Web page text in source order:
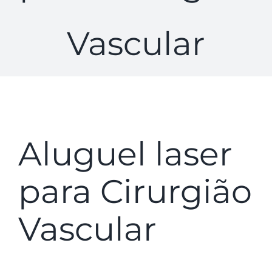
Vascular
Aluguel laser
para Cirurgião
Vascular